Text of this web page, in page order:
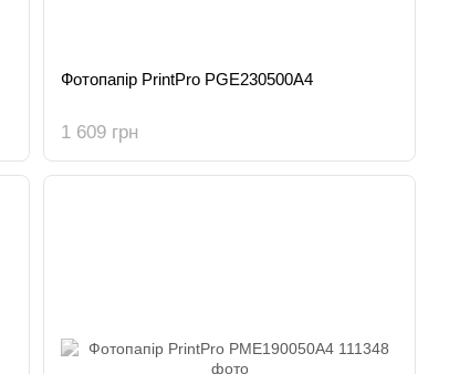
Фотопапір PrintPro PGE230500A4
1 609 грн